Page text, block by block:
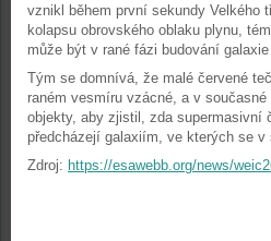
vznikl během první sekundy Velkého
kolapsu obrovského oblaku plynu,
může být v rané fázi budování galaxie
Tým se domnívá, že malé červené
raném vesmíru vzácné, a v současné
objekty, aby zjistil, zda supermasivní
předcházejí galaxiím, ve kterých se v
Zdroj: https://esawebb.org/news/